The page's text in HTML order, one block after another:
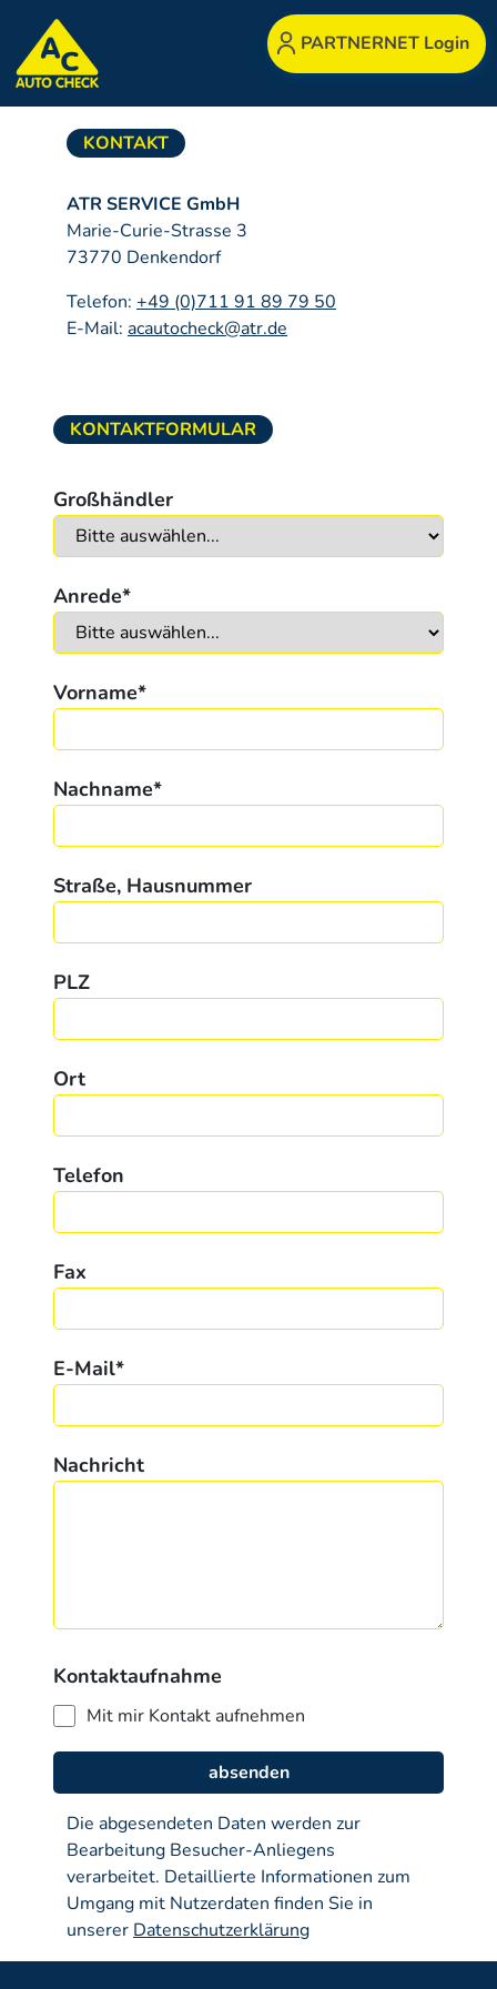
PARTNERNET Login
KONTAKT
ATR SERVICE GmbH
Marie-Curie-Strasse 3
73770 Denkendorf
Telefon: +49 (0)711 91 89 79 50
E-Mail: acautocheck@atr.de
KONTAKTFORMULAR
Großhändler
Anrede*
Vorname*
Nachname*
Straße, Hausnummer
PLZ
Ort
Telefon
Fax
E-Mail*
Nachricht
Kontaktaufnahme
Mit mir Kontakt aufnehmen
Die abgesendeten Daten werden zur
Bearbeitung Besucher-Anliegens
verarbeitet. Detaillierte Informationen zum
Umgang mit Nutzerdaten finden Sie in
unserer Datenschutzerklärung